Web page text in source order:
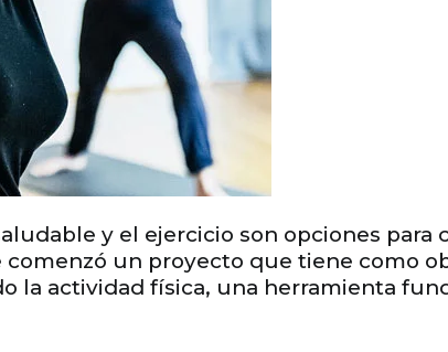
y el ejercicio son opciones para
comenzó un proyecto que tiene como
la actividad física, una herramienta